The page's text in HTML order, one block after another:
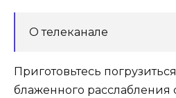
О телеканале
Приготовьтесь
блаженного расслабления